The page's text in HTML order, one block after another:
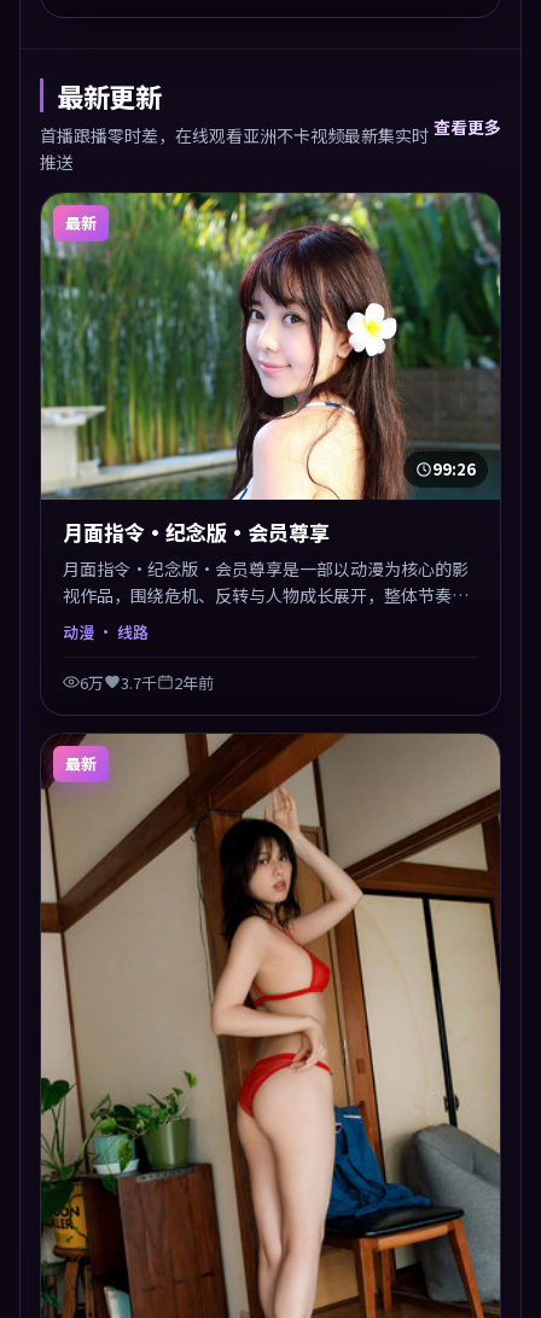
最新更新
首播跟播零时差，在线观看亚洲不卡视频最新集实时
推送
查看更多
最新
99:26
月面指令·纪念版·会员尊享
月面指令·纪念版·会员尊享是一部以动漫为核心的影
视作品，围绕危机、反转与人物成长展开，整体节奏紧
凑，值得推荐观看。
动漫 · 线路
6万 3.7千 2年前
最新